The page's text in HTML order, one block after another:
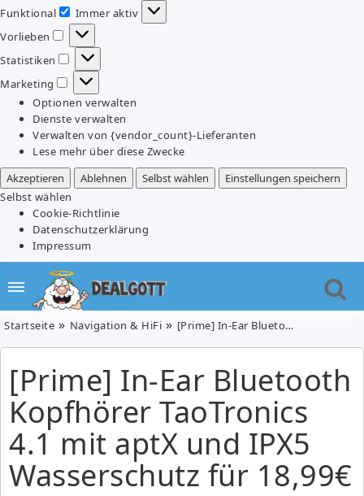
Funktional
Funktional
Immer aktiv
Vorlieben
Vorlieben
Statistiken
Statistiken
Marketing
Marketing
Optionen verwalten
Dienste verwalten
Verwalten von {vendor_count}-Lieferanten
Lese mehr über diese Zwecke
Akzeptieren
Ablehnen Selbst wählen
Einstellungen speichern
Selbst wählen
Cookie-Richtlinie
Datenschutzerklärung
Impressum
Startseite Navigation & HiFi [Prime] In-Ear Bluetooth Kopfhörer TaoTronics 4.1 mit aptX und IPX5 Wasserschutz für 18,99€
[Prime] In-Ear Bluetooth
Kopfhörer TaoTronics
4.1 mit aptX und IPX5
Wasserschutz für 18,99€